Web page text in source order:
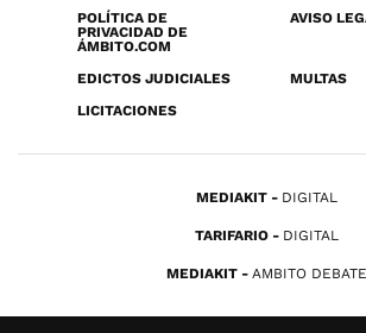
POLÍTICA DE
PRIVACIDAD DE
ÁMBITO.COM
AVISO
EDICTOS JUDICIALES
MULTAS
LICITACIONES
MEDIAKIT DIGITAL
TARIFARIO DIGITAL
MEDIAKIT AMBITO DEBATE